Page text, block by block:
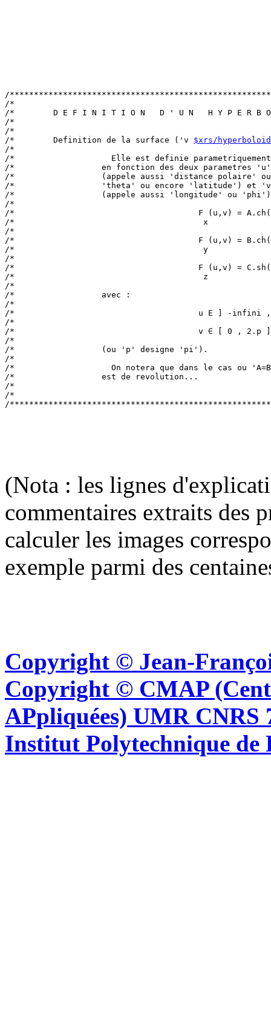
/
/*
/*        D E F I N I T I O N   D ' U N   H Y P E
/*
/*
/*        Definition de la surface ('v $xrs/
/*
/*                    Elle est definie
/*                  en fonction des deux
/*                  (appele aussi 'distance
/*                  'theta' ou encore
/*                  (appele aussi 'longitude'
/*
/*                                      F (u,v) =
/*                                       x
/*
/*                                      F (u,v) =
/*                                       y
/*
/*                                      F (u,v) =
/*                                       z
/*
/*                  avec :
/*
/*                                      u E ] -
/*
/*                                      v ∈ [ 0 ,
/*
/*                  (ou 'p' designe 'pi').
/*
/*                    On notera que dans le cas
/*                  est de revolution...
/*
/*
(Nota : les lignes
commentaires extraits des
calculer les images
exemple parmi des
Copyright © Jean-
Copyright © CMAP
APpliquées) UMR CNRS
Institut Polytechnique de